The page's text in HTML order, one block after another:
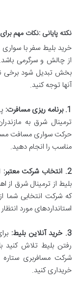
نکته پایانی :نکات مهم
خرید بلیط سفر با سواری
از چالش و سرگرمی
بخش تبدیل شود برخی
آنها توجه کنید.
1. برنامه ریزی مسافرت:
ترمینال شرق به
حرکت سواری مسافت
مناسب را انجام دهید.
2. انتخاب شرکت معتبر:
بلیط از ترمینال شرق از
که شرکت انتخابی شما
استانداردهای مورد
3. خرید آنلاین بلیط:
رفتن بلیط تلاش کنید
شرکت مسافربری
خریداری کنید.